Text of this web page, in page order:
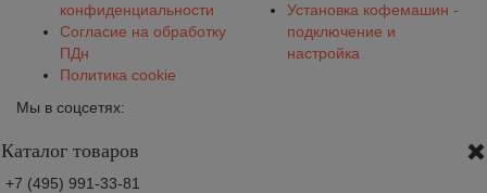
конфиденциальности
Согласие на обработку
ПДн
Политика cookie
Установка кофемашин -
подключение и
настройка
Мы в соцсетях:
Каталог товаров
+7 (495) 991-33-81